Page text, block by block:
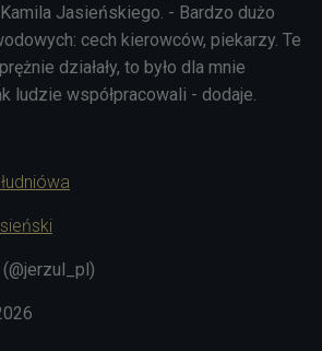
Jasieńskiego. - Bardzo dużo
cech kierowców, piekarzy. Te
działały, to było dla mnie
ludzie współpracowali - dodaje.